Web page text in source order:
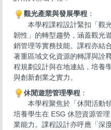
觀光產業與發展學程 ：
本學程課程設計緊扣「觀光
韌性」的轉型趨勢，涵蓋觀光
銷管理等實務技能。課程亦結
著重區域文化資源的轉譯與詮
程規劃設計與在地連結，培養
與創新創業之實力。
休閒遊憩管理學程 ：
本學程聚焦於「休閒活動領
培養學生在 ESG 休憩資源管
業能力。課程設計亦呼應「深